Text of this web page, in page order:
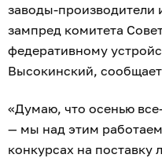
заводы-производители
зампред комитета
федеративному
Высокинский, сообщает
«Думаю, что осенью
— мы над этим
конкурсах на поставку